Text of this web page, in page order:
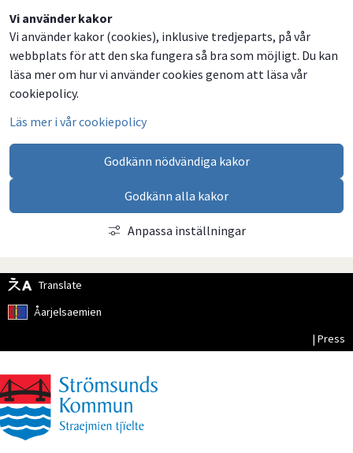
Vi använder kakor
Vi använder kakor (cookies), inklusive tredjeparts, på vår
webbplats för att den ska fungera så bra som möjligt. Du kan
läsa mer om hur vi använder cookies genom att läsa vår
cookiepolicy.
Läs mer i vår cookiepolicy
Godkänn nödvändiga kakor
Godkänn alla kakor
Anpassa inställningar
Translate
Åarjelsaemien
| Press
Dela
på
Facebook
Dela
på
Twitter
Dela
på
LinkedIn
Dela
via
email